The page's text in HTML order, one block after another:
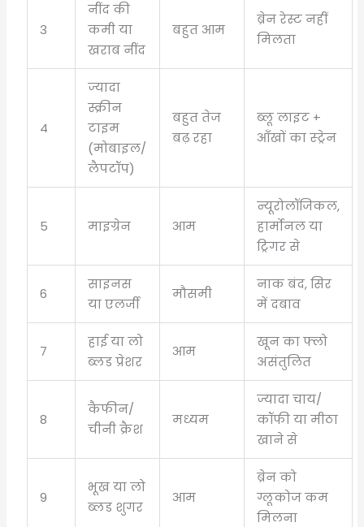
3
नींद की
कमी या
खराब नींद
बहुत आम
ब्रेन रेस्ट नहीं
मिलता
4
ज्यादा
स्क्रीन
टाइम
(मोबाइल/
लैपटॉप)
बहुत तेज
बढ़ रहा
ब्लू लाइट +
आँखों का स्ट्रेन
5 माइग्रेन आम
न्यूरोलॉजिकल,
हार्मोनल या
ट्रिगर से
6
साइनस
या एलर्जी
मौसमी
नाक बंद, सिर
में दबाव
7
हाई या लो
ब्लड प्रेशर
आम
खून का फ्लो
असंतुलित
8
कैफीन/
चीनी क्रैश
मध्यम
ज्यादा चाय/
कॉफी या मीठा
खाने से
9
भूख या लो
ब्लड शुगर
आम
ब्रेन को
ग्लूकोज कम
मिलना